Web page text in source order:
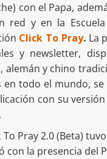
con el Papa,
red y en la
Click To Pray. La
y newsletter,
y chino
todo el mundo,
con su versión
Pray 2.0 (Beta)
con la presencia del